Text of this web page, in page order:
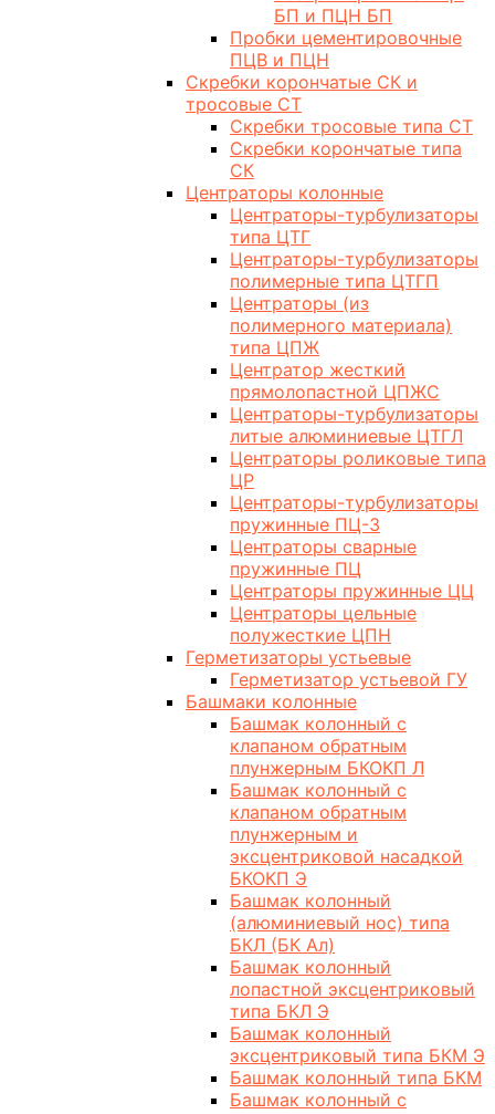
БП и ПЦН БП
Пробки цементировочные
ПЦВ и ПЦН
Скребки корончатые СК и
тросовые СТ
Скребки тросовые типа СТ
Скребки корончатые типа
СК
Центраторы колонные
Центраторы-турбулизаторы
типа ЦТГ
Центраторы-турбулизаторы
полимерные типа ЦТГП
Центраторы (из
полимерного материала)
типа ЦПЖ
Центратор жесткий
прямолопастной ЦПЖС
Центраторы-турбулизаторы
литые алюминиевые ЦТГЛ
Центраторы роликовые типа
ЦР
Центраторы-турбулизаторы
пружинные ПЦ-3
Центраторы сварные
пружинные ПЦ
Центраторы пружинные ЦЦ
Центраторы цельные
полужесткие ЦПН
Герметизаторы устьевые
Герметизатор устьевой ГУ
Башмаки колонные
Башмак колонный с
клапаном обратным
плунжерным БКОКП Л
Башмак колонный с
клапаном обратным
плунжерным и
эксцентриковой насадкой
БКОКП Э
Башмак колонный
(алюминиевый нос) типа
БКЛ (БК Ал)
Башмак колонный
лопастной эксцентриковый
типа БКЛ Э
Башмак колонный
эксцентриковый типа БКМ Э
Башмак колонный типа БКМ
Башмак колонный с